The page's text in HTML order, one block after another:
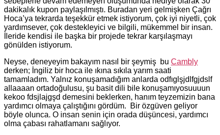
dakikalık kupon paylaşılmıştı. Buradan yeri gelmişken Çağrı
Hoca’ya tekrarda teşekkür etmek istiyorum, çok iyi niyetli, çok
yardımsever, çok destekleyici ve bilgili, mükemmel bir insan.
İleride kendisi ile başka bir projede tekrar karşılaşmayı
gönülden istiyorum.
Neyse, deneyeyim bakayım nasıl bir şeymiş bu Cambly
derken; İngiliz bir hoca ile ıkına sıkıla yarım saati
tamamladım. Yalnız konuşamadığım anlarda odfıglşjdlfgjdslf
allaaaan ortadoğulusu, şu basit dili bile konuşamıyosuuuun
kekoo fdsjlajgşd demesini beklerken, hanım teyzemizin bana
yardımcı olmaya çalıştığını gördüm. Bir özgüven geliyor
böyle olunca. O insan senin için orada düşüncesi, yardımcı
olma çabası rahatlamanı sağlıyor.